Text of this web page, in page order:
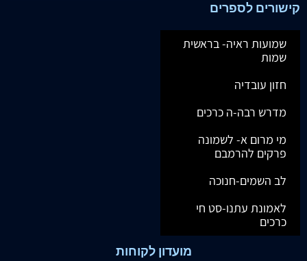
קישורים לספרים
שמועות ראיה- בראשית
שמות
חזון עובדיה
מדרש רבה-ה כרכים
מי מרום א- לשמונה
פרקים להרמבם
לב השמים-חנוכה
לאמונת עתנו-סט חי
כרכים
מועדון לקוחות